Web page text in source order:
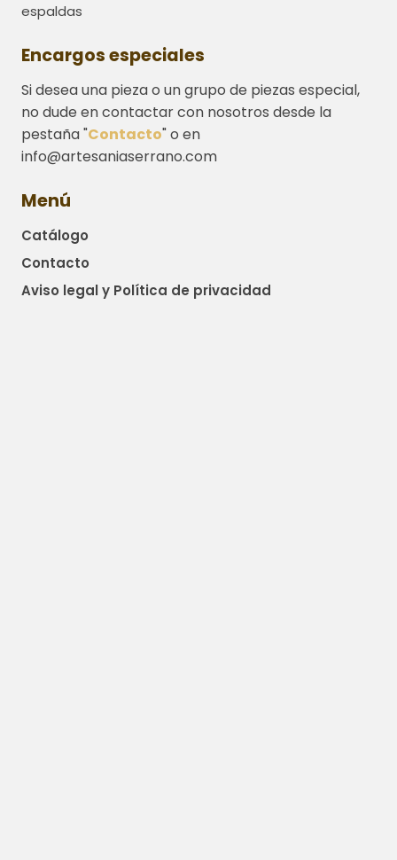
espaldas
Encargos especiales
Si desea una pieza o un grupo de piezas especial,
no dude en contactar con nosotros desde la
pestaña "Contacto" o en
info@artesaniaserrano.com
Menú
Catálogo
Contacto
Aviso legal y Política de privacidad